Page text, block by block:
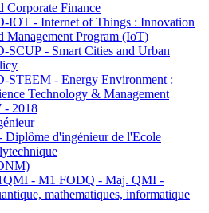
Corporate Finance
IOT - Internet of Things : Innovation
Management Program (IoT)
SCUP - Smart Cities and Urban
STEEM - Energy Environment :
Technology & Management
- 2018
Diplôme d'ingénieur de l'Ecole
- M1 FODQ - Maj. QMI -
mathematiques, informatique